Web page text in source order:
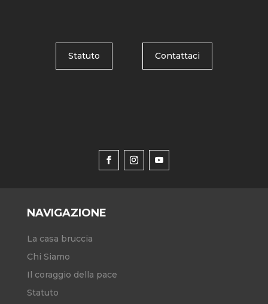
Statuto Contattaci
NAVIGAZIONE
La casa bruccia
Chi Siamo
Il coraggio della pace
Statuto